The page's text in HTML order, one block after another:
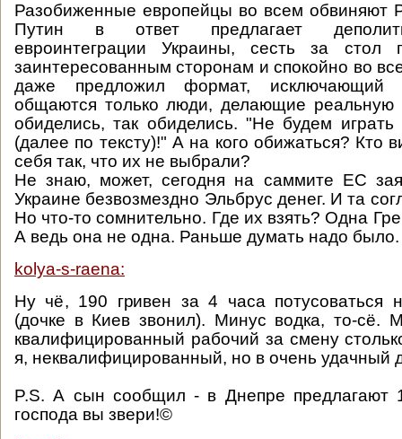
Разобиженные европейцы во всем обвиняют
Путин в ответ предлагает
евроинтеграции Украины, сесть за стол
заинтересованным сторонам и спокойно во
даже предложил формат, исключающий
общаются только люди, делающие реальную
обиделись, так обиделись. "Не будем
(далее по тексту)!" А на кого обижаться? Кто
себя так, что их не выбрали?
Не знаю, может, сегодня на саммите ЕС
Украине безвозмездно Эльбрус денег. И та
Но что-то сомнительно. Где их взять? Одна
А ведь она не одна. Раньше думать надо
kolya-s-raena:
Ну чё, 190 гривен за 4 часа потусоваться
(дочке в Киев звонил). Минус водка, то-сё.
квалифицированный рабочий за смену
я, неквалифицированный, но в очень удачный
P.S. А сын сообщил - в Днепре предлагают
господа вы звери!©